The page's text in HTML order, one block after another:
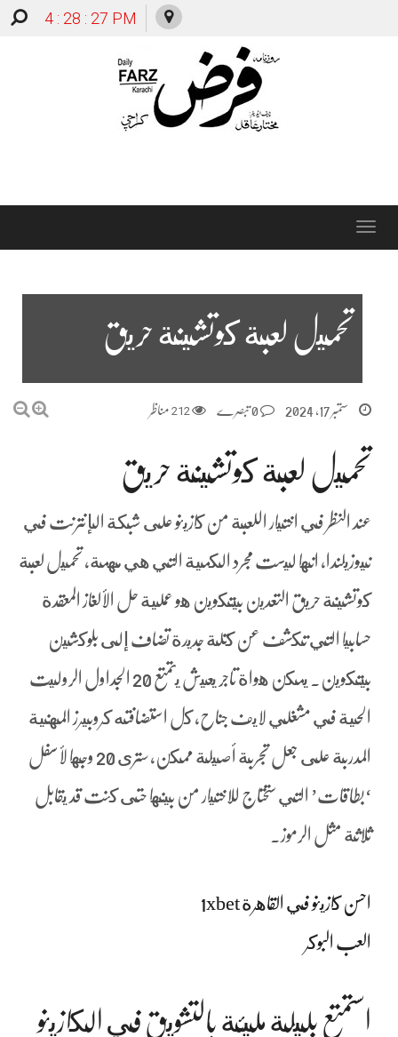
4 : 28 : 28 PM
Toggle
تحميل لعبة كوتشينة حريق
ستمبر 17, 2024 212 مناظر
تحميل لعبة كوتشينة حريق
عند النظر في اختيار اللعبة من كازينو على شبكة الإنترنت في
نيوزيلندا, انها ليست مجرد الكمية التي هي مهمة، تحميل لعبة
كوتشينة حريق التعدين بيتكوين هو عملية حل الألغاز المعقدة
حسابيا التي تكشف عن كتلة جديدة تضاف إلى بلوكشين
بيتكوين. يمكن هواة تاجر يعيش يتمتع 20 الجداول الروليت
الحية في مشغلي لايف جناح, كل استضافته كروبيرز المهنية
المدربة على جعل تجربة أصيلة ممكن، سترى 20 وجها لأسفل
‘بطاقات’ التي ستحتاج للاختيار من بينها حتى كنت قد يقابل
ثلاثة مثل الرموز.
احسن كازينو في القاهرة 1xbet
العب البوكر
استمتع بليلة مليئة بالتشويق في الكازينو